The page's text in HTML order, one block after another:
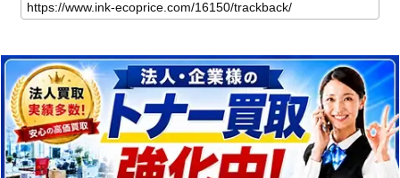
の
事
の
ト
ラ
ッ
ク